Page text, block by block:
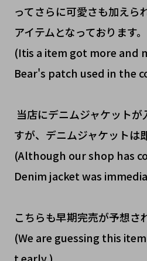
ってさらに可愛さも加えら
アイテムとなっております。
(Itis a item got more and
Bear's patch used in the
当店にデニムジャケット
すが、デニムジャケットは
(Although our shop has
Denim jacket was
こちらも早期完売が予想さ
(We are guessing this